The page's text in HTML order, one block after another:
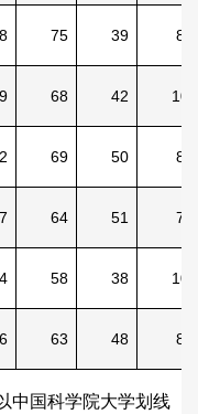
75 39 89
68 42 104
69 50 83
64 51 77
58 38 100
63 48 88
中国科学院大学划线